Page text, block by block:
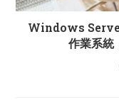
Windows
作業系統